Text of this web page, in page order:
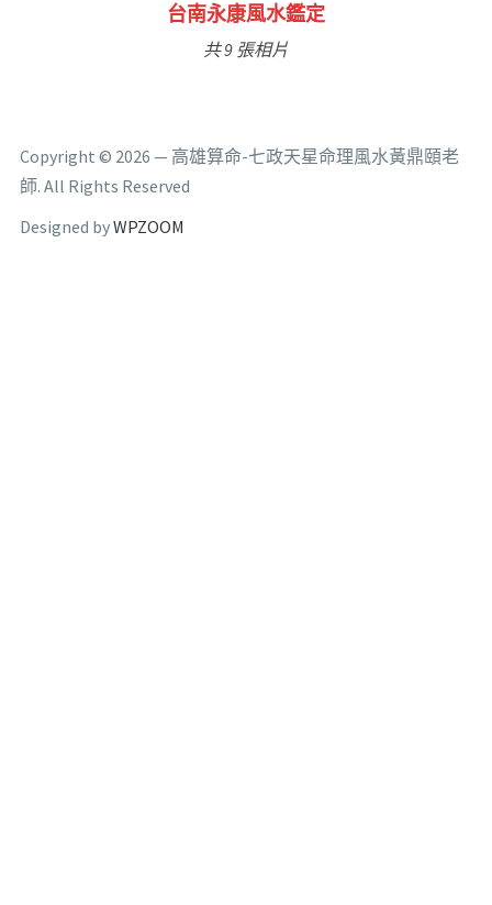
高雄豪宅風水鑑定規畫
共 14 張相片
Copyright © 2026 — 高雄算命-七政天星命理風水黃鼎頤老
師. All Rights Reserved
Designed byWPZOOM